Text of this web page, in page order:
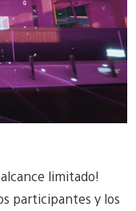
limitado!
participantes y los